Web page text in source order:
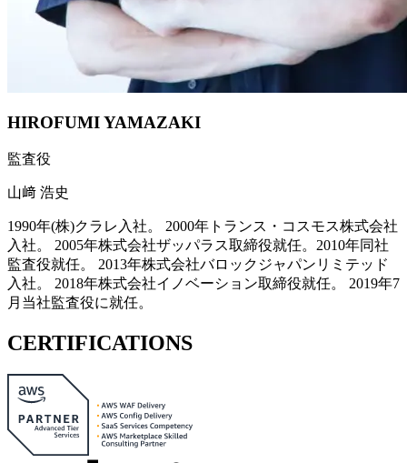
HIROFUMI YAMAZAKI
監査役
山﨑 浩史
1990年(株)クラレ入社。 2000年トランス・コスモス株式会社
入社。 2005年株式会社ザッパラス取締役就任。2010年同社
監査役就任。 2013年株式会社バロックジャパンリミテッド
入社。 2018年株式会社イノベーション取締役就任。 2019年7
月当社監査役に就任。
CERTIFICATIONS